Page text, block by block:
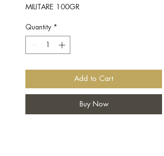
MILITARE 100GR
Quantity *
Add to Cart
Buy Now